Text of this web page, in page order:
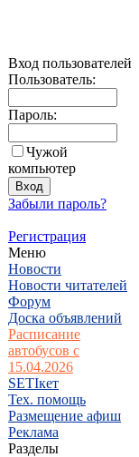
Вход пользователей
Пользователь:
Пароль:
Чужой
компьютер
Забыли пароль?
Регистрация
Меню
Новости
Новости читателей
Форум
Доска объявлений
Расписание
автобусов с
15.04.2026
SETIкет
Тех. помощь
Размещение афиш
Реклама
Разделы